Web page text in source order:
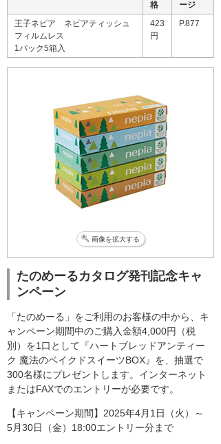
格
ージ
王子ネピア ネピアティッシュ
フィルムレス
1パック5箱入
423
円
P.877
画像を拡大する
たのめーるカタログ発刊記念キャ
ンペーン
「たのめーる」をご利用のお客様の中から、キ
ャンペーン期間中のご購入金額4,000円（税
別）を1口として『ハートブレッドアンティー
ク 魔法のベイクドスイーツBOX』を、抽選で
300名様にプレゼントします。インターネット
またはFAXでのエントリーが必要です。
【キャンペーン期間】2025年4月1日（火）～
5月30日（金）18:00エントリー分まで